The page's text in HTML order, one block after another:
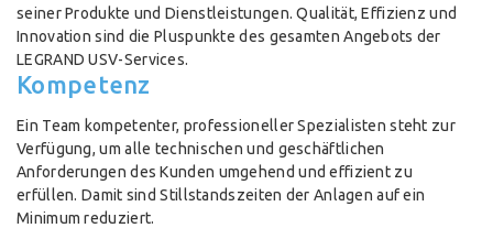
seiner Produkte und Dienstleistungen. Qualität, Effizienz und
Innovation sind die Pluspunkte des gesamten Angebots der
LEGRAND USV-Services.
Kompetenz
Ein Team kompetenter, professioneller Spezialisten steht zur
Verfügung, um alle technischen und geschäftlichen
Anforderungen des Kunden umgehend und effizient zu
erfüllen. Damit sind Stillstandszeiten der Anlagen auf ein
Minimum reduziert.